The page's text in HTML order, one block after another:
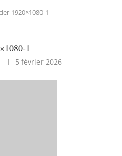
1920×1080-1
1
5 février 2026